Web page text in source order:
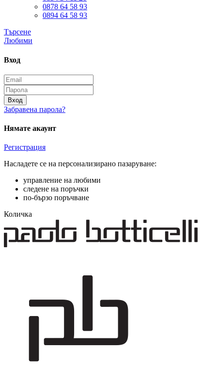
0878 64 58 93
0894 64 58 93
Търсене
Любими
Вход
Вход
Забравена парола?
Нямате акаунт
Регистрация
Насладете се на персонализирано пазаруване:
управление на любими
следене на поръчки
по-бързо поръчване
Количка